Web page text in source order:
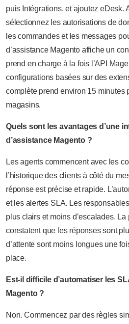
puis Intégrations, et ajoutez eDesk.
sélectionnez les autorisations de
les commandes et les messages
d’assistance Magento affiche un
prend en charge à la fois l’API
configurations basées sur des
complète prend environ 15 minutes
magasins.
Quels sont les avantages d’une
d’assistance Magento ?
Les agents commencent avec les
l’historique des clients à côté du
réponse est précise et rapide.
et les alertes SLA. Les
plus clairs et moins d’escalades.
constatent que les réponses sont
d’attente sont moins longues une
place.
Est-il difficile d’automatiser les
Magento ?
Non. Commencez par des règles